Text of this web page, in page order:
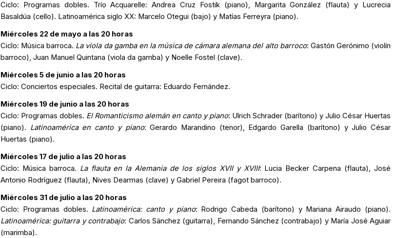
Ciclo: Programas dobles. Trío Acquarelle: Andrea Cruz Fostik (piano), Margarita González (flauta) y Lucrecia
Basaldúa (cello). Latinoamérica siglo XX: Marcelo Otegui (bajo) y Matías Ferreyra (piano).
Miércoles 22 de mayo a las 20 horas
Ciclo: Música barroca. La viola da gamba en la música de cámara alemana del alto barroco: Gastón Gerónimo (violín
barroco), Juan Manuel Quintana (viola da gamba) y Noelle Fostel (clave).
Miércoles 5 de junio a las 20 horas
Ciclo: Conciertos especiales. Recital de guitarra: Eduardo Fernández.
Miércoles 19 de junio a las 20 horas
Ciclo: Programas dobles. El Romanticismo alemán en canto y piano: Ulrich Schrader (barítono) y Julio César Huertas
(piano). Latinoamérica en canto y piano: Gerardo Marandino (tenor), Edgardo Garella (barítono) y Julio César
Huertas (piano).
Miércoles 17 de julio a las 20 horas
Ciclo: Música barroca. La flauta en la Alemania de los siglos XVII y XVIII: Lucia Becker Carpena (flauta), José
Antonio Rodríguez (flauta), Nives Dearmas (clave) y Gabriel Pereira (fagot barroco).
Miércoles 31 de julio a las 20 horas
Ciclo: Programas dobles. Latinoamérica: canto y piano: Rodrigo Cabeda (barítono) y Mariana Airaudo (piano).
Latinoamérica: guitarra y contrabajo: Carlos Sánchez (guitarra), Fernando Sánchez (contrabajo) y María José Aguiar
(marimba).